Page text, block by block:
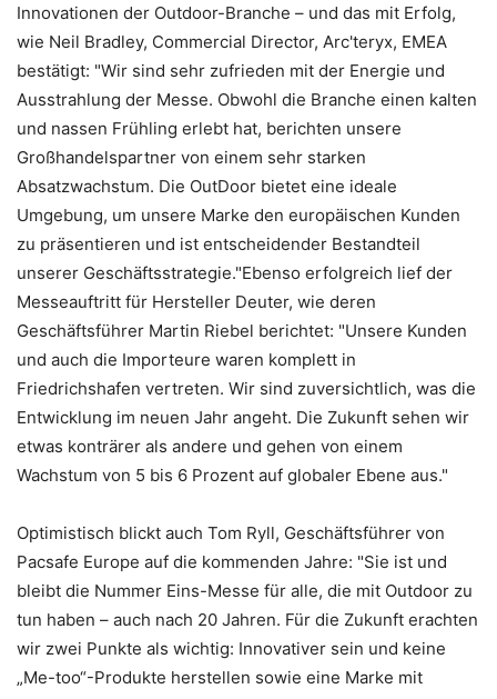
Innovationen der Outdoor-Branche – und das mit Erfolg,
wie Neil Bradley, Commercial Director, Arc'teryx, EMEA
bestätigt: "Wir sind sehr zufrieden mit der Energie und
Ausstrahlung der Messe. Obwohl die Branche einen kalten
und nassen Frühling erlebt hat, berichten unsere
Großhandelspartner von einem sehr starken
Absatzwachstum. Die OutDoor bietet eine ideale
Umgebung, um unsere Marke den europäischen Kunden
zu präsentieren und ist entscheidender Bestandteil
unserer Geschäftsstrategie."Ebenso erfolgreich lief der
Messeauftritt für Hersteller Deuter, wie deren
Geschäftsführer Martin Riebel berichtet: "Unsere Kunden
und auch die Importeure waren komplett in
Friedrichshafen vertreten. Wir sind zuversichtlich, was die
Entwicklung im neuen Jahr angeht. Die Zukunft sehen wir
etwas konträrer als andere und gehen von einem
Wachstum von 5 bis 6 Prozent auf globaler Ebene aus."
Optimistisch blickt auch Tom Ryll, Geschäftsführer von
Pacsafe Europe auf die kommenden Jahre: "Sie ist und
bleibt die Nummer Eins-Messe für alle, die mit Outdoor zu
tun haben – auch nach 20 Jahren. Für die Zukunft erachten
wir zwei Punkte als wichtig: Innovativer sein und keine
„Me-too“-Produkte herstellen sowie eine Marke mit